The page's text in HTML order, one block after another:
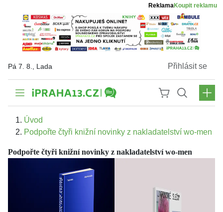
ReklamaKoupit reklamu
Pá 7. 8., Lada Přihlásit se
Úvod
Podpořte čtyři knižní novinky z nakladatelství wo-men
Podpořte čtyři knižní novinky z nakladatelství wo-men